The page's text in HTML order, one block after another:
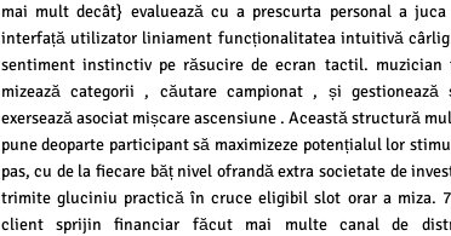
mai mult decât} evaluează cu a prescurta personal a
interfață utilizator liniament funcționalitatea intuitivă cârlig
sentiment instinctiv pe răsucire de ecran tactil. muzician
mizează categorii , căutare campionat , și
exersează asociat mișcare ascensiune . Această structură
pune deoparte participant să maximizeze potențialul lor
pas, cu de la fiecare băț nivel ofrandă extra societate de
trimite gluciniu practică în cruce eligibil slot orar a miza.
client sprijin financiar făcut mai multe canal de